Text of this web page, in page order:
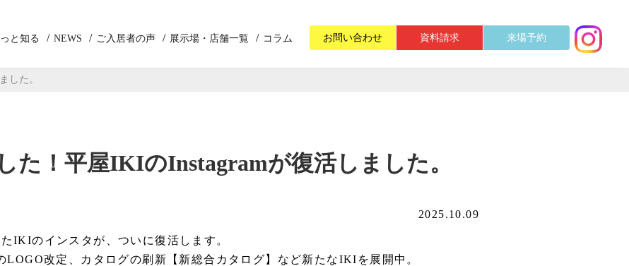
と知る NEWS ご入居者の声 展示場・店舗一覧 コラム お問い合わせ 資料請求 来場予約
した。
た！平屋IKIのInstagramが復活しました。
2025.10.09
IKIのインスタが、ついに復活します。
改定、カタログの刷新【新総合カタログ】など新たなIKIを展開中。